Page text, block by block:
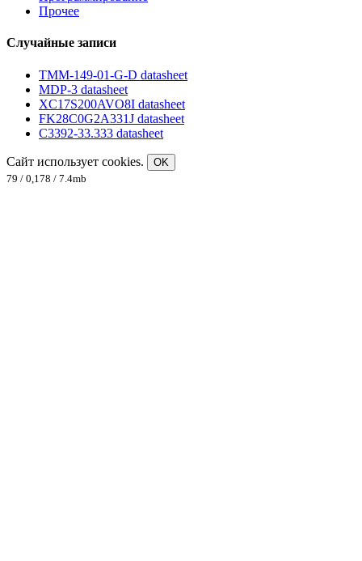
Прочее
Случайные записи
TMM-149-01-G-D datasheet
MDP-3 datasheet
XC17S200AVO8I datasheet
FK28C0G2A331J datasheet
C3392-33.333 datasheet
Сайт использует cookies.
OK
79 / 0,178 / 7.4mb